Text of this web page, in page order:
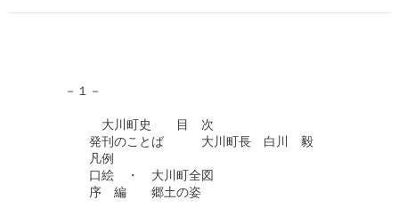
－１－
大川町史　　目　次
発刊のことば　　　大川町長　白川　毅
凡例
口絵　・　大川町全図
序　編　　郷土の姿